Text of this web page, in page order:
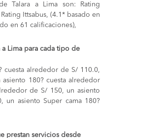
Talara a Lima son: Rating
Ittsabus, (4.1* basado en
en 61 calificaciones),
Lima para cada tipo de
cuesta alrededor de S/ 110.0,
asiento 180? cuesta alrededor
de S/ 150, un asiento
un asiento Super cama 180?
prestan servicios desde